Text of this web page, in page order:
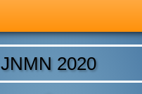
JNMN 2020